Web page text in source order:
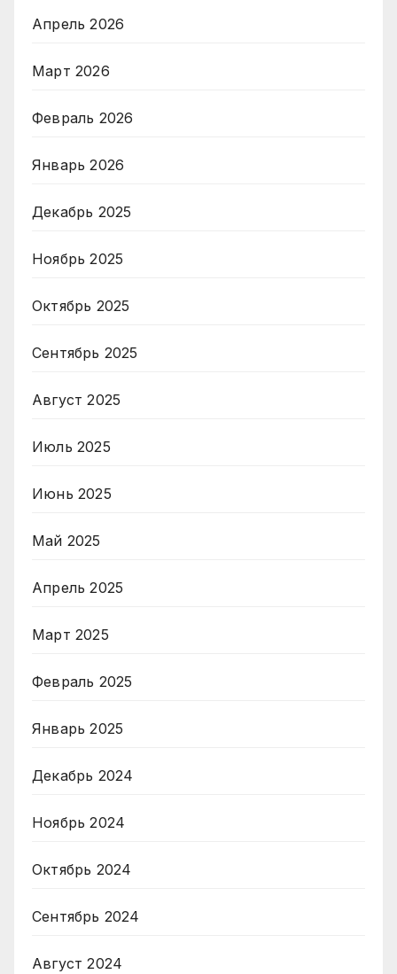
Апрель 2026
Март 2026
Февраль 2026
Январь 2026
Декабрь 2025
Ноябрь 2025
Октябрь 2025
Сентябрь 2025
Август 2025
Июль 2025
Июнь 2025
Май 2025
Апрель 2025
Март 2025
Февраль 2025
Январь 2025
Декабрь 2024
Ноябрь 2024
Октябрь 2024
Сентябрь 2024
Август 2024